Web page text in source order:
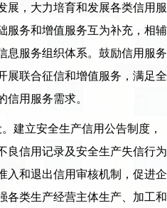
展，大力培育和发展各类信用服
服务和增值服务互为补充，相辅
息服务组织体系。鼓励信用服务
展联合征信和增值服务，满足全
信用服务需求。
立安全生产信用公告制度，
良信用记录及安全生产失信行为
入和退出信用审核机制，促进企
各类生产经营主体生产、加工和